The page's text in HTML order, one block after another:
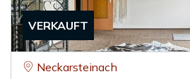
VERKAUFT
Neckarsteinach